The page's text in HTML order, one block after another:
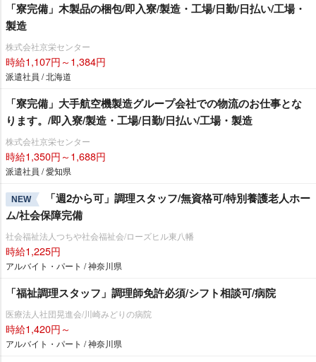
「寮完備」木製品の梱包/即入寮/製造・工場/日勤/日払い/工場・
製造
株式会社京栄センター
時給1,107円～1,384円
派遣社員 / 北海道
「寮完備」大手航空機製造グループ会社での物流のお仕事とな
ります。/即入寮/製造・工場/日勤/日払い/工場・製造
株式会社京栄センター
時給1,350円～1,688円
派遣社員 / 愛知県
NEW
「週2から可」調理スタッフ/無資格可/特別養護老人ホー
ム/社会保障完備
社会福祉法人つちや社会福祉会/ローズヒル東八幡
時給1,225円
アルバイト・パート / 神奈川県
「福祉調理スタッフ」調理師免許必須/シフト相談可/病院
医療法人社団晃進会/川崎みどりの病院
時給1,420円～
アルバイト・パート / 神奈川県